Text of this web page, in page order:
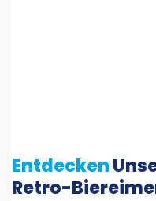
Entdecken
Retro-